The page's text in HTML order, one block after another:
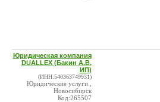
Юридическая компания
DUALLEX (Бакин А.В.
ИП)
(ИНН:540363749931)
Юридические услуги ,
Новосибирск
Код:265507